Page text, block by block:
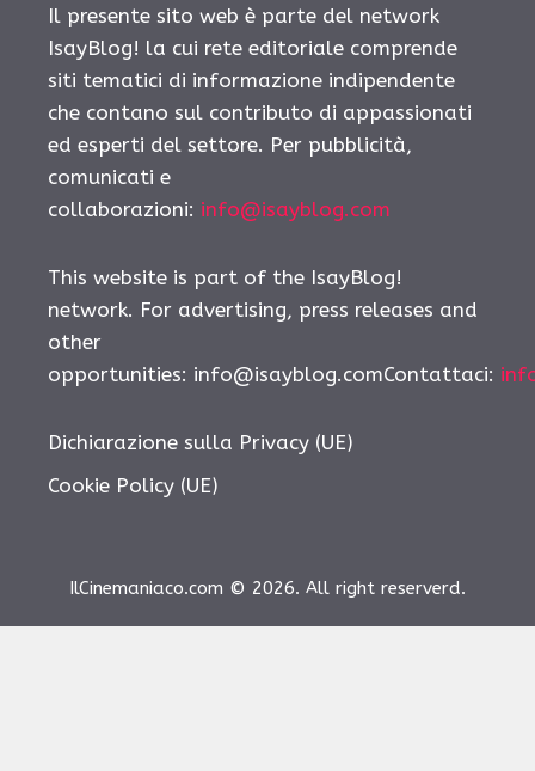
Il presente sito web è parte del network
IsayBlog! la cui rete editoriale comprende
siti tematici di informazione indipendente
che contano sul contributo di appassionati
ed esperti del settore. Per pubblicità,
comunicati e
collaborazioni: info@isayblog.com
This website is part of the IsayBlog!
network. For advertising, press releases and
other
opportunities: info@isayblog.comContattaci:
Dichiarazione sulla Privacy (UE)
Cookie Policy (UE)
IlCinemaniaco.com © 2026. All right reserverd.